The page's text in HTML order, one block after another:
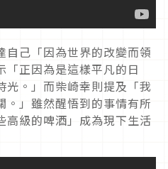
自己「因為世界的改變而領
正因為是這樣平凡的日
光。」而柴崎幸則提及「我
。」雖然醒悟到的事情有所
高級的啤酒」成為現下生活